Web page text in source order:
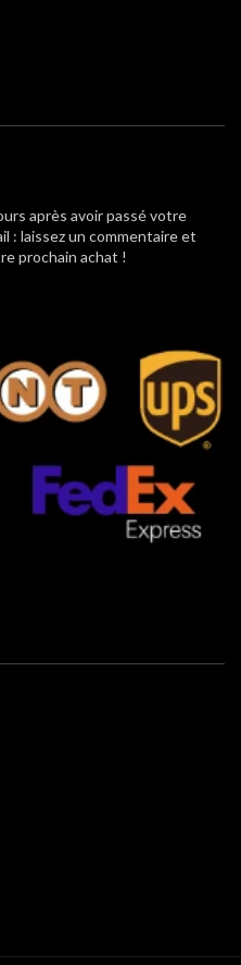
après avoir passé votre
: laissez un commentaire et
prochain achat !